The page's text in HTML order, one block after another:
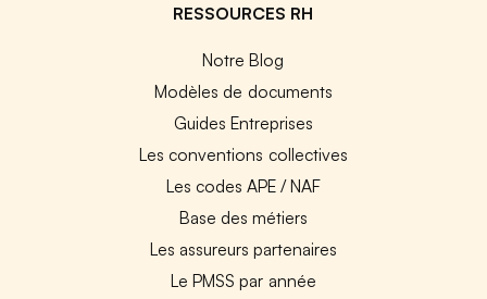
RESSOURCES RH
Notre Blog
Modèles de documents
Guides Entreprises
Les conventions collectives
Les codes APE / NAF
Base des métiers
Les assureurs partenaires
Le PMSS par année